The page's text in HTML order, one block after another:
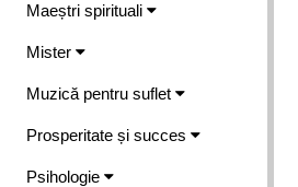
Maeștri spirituali
Mister
Muzică pentru suflet
Prosperitate și succes
Psihologie